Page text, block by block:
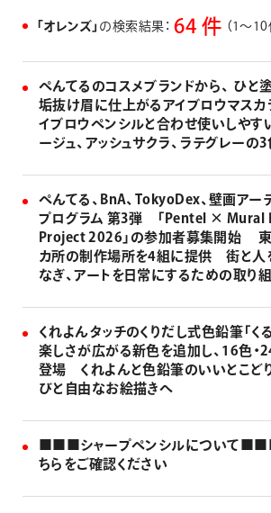
「オレンズ」 の検索結果： 64 件 （1〜
ぺんてるのコスメブランドから、 ひと
垢抜け眉に仕上がるアイブロウマス
イブロウペンシルと合わせ使いしやす
ージュ、アッシュサクラ、ラテグレーの
ぺんてる、BnA、TokyoDex、壁画アー
プログラム 第3弾 「Pentel × Mural
Project 2026」の参加者募集開始 東
カ所の制作場所を4組に提供 街と人
なぎ、アートを日常にするための取り
くれよんタッチのくりだし式色鉛筆「く
楽しさが広がる新色を追加し、16色・
登場 くれよんと色鉛筆のいいとこど
びと自由なお絵描きへ
■■■シャープペンシルについて
ちらをご確認ください